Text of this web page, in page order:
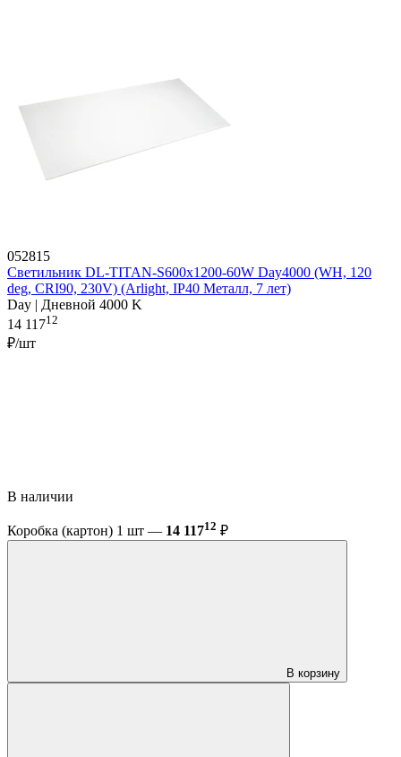
052815
Светильник DL-TITAN-S600x1200-60W Day4000 (WH, 120
deg, CRI90, 230V) (Arlight, IP40 Металл, 7 лет)
Day | Дневной 4000 K
14 11712
₽/шт
В наличии
Коробка (картон) 1 шт — 14 11712 ₽
В корзину